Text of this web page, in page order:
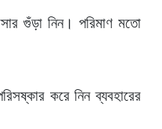
গুঁড়া নিন। পরিমাণ মতো
করে নিন ব্যবহারের